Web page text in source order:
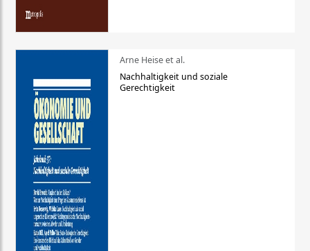
Arne Heise et al.
Nachhaltigkeit und soziale
Gerechtigkeit